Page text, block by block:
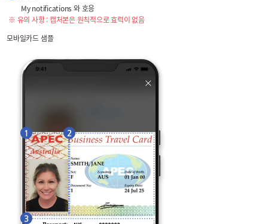
My notifications 와 호응
※ 유의 사항 : 캡처본은 원칙적으로 효력이 없음
모바일카드 샘플